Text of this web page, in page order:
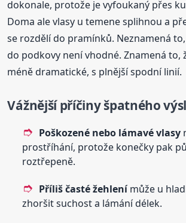
dokonale, protože je vyfoukaný přes
Doma ale vlasy u temene splihnou a
se rozdělí do pramínků. Neznamená
do podkovy není vhodné. Znamená to,
méně dramatické, s plnější spodní linií.
Vážnější příčiny špatného
Poškozené nebo lámavé vlasy
prostříhání, protože konečky pak
roztřepeně.
Příliš časté žehlenímůže u
zhoršit suchost a lámání délek.